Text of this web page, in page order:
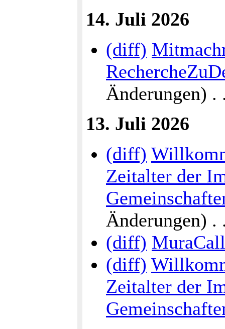
14. Juli 2026
(diff)
Änderungen)
13. Juli 2026
(diff)
Zeitalter der
Änderungen)
(diff)
(diff)
Zeitalter der